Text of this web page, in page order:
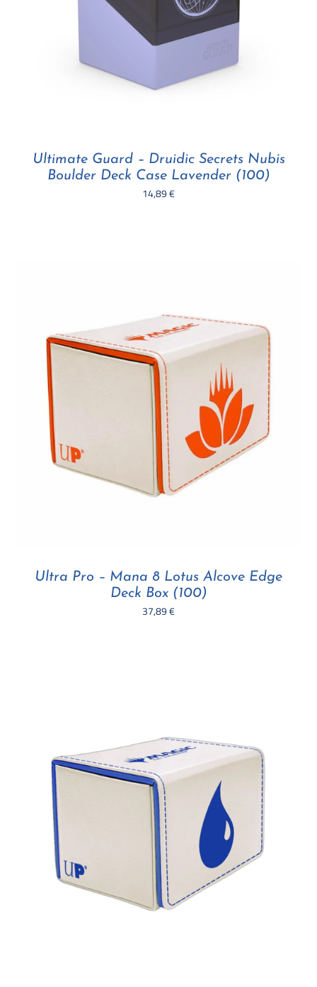
Ultimate Guard – Druidic Secrets Nubis
Boulder Deck Case Lavender (100)
14,89€
Ultra Pro – Mana 8 Lotus Alcove Edge
Deck Box (100)
37,89€